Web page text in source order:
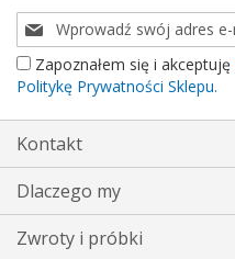
Subskrybuj
nasz
newsletter:
Zapoznałem się i akceptuję
Politykę Prywatności Sklepu.
Kontakt
Dlaczego my
Zwroty i próbki